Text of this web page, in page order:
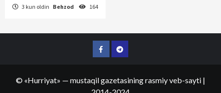
3 kun oldin Behzod 164
FacebookTelegram
© «Hurriyat» — mustaqil gazetasining rasmiy veb-sayti |